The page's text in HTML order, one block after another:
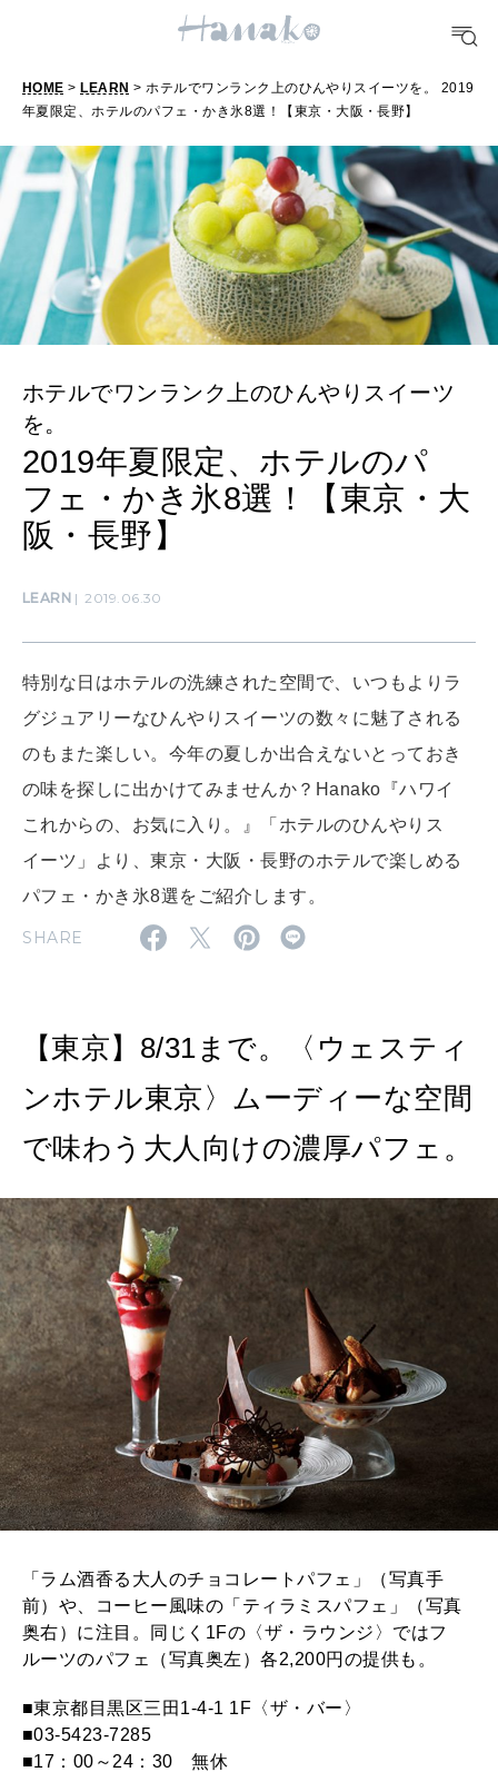
FORTUNE
[12星座別] Weekly Holoscope
[12星座別] Monthly Love Holoscope
女神まり愛のタロットメッセージ
算命学がわかる今月のあなた
HEALTH
自分にやさしく
LEARN
知る、考える
ママもいろいろ
SUSTAINABLE
わたしができること
WORK&MONEY
いい人生って？
MAGAZINE
特集
2026年8月号『お茶の時間です。』
2026年6月号「大銀座 トレンドが生まれる 新しい一流店へ。」
2026年5月号「“大好き”に出会いに。韓国」
2026年4月号「未来をつくる、学びの教科書。」
2026年3月号「スイーツ予想図 2026」
2026年2月号「良運を掴む 新・開運術。」
2026年1月号「猫がいれば、幸せ」
2025年12月号「お酒の新常識。」
FOLLOW US!
HOME > LEARN > ホテルでワンランク上のひんやりスイーツを。 2019
年夏限定、ホテルのパフェ・かき氷8選！【東京・大阪・長野】
ホテルでワンランク上のひんやりスイーツ
を。
2019年夏限定、ホテルのパ
フェ・かき氷8選！【東京・大
阪・長野】
LEARN 2019.06.30
特別な日はホテルの洗練された空間で、いつもよりラ
グジュアリーなひんやりスイーツの数々に魅了される
のもまた楽しい。今年の夏しか出合えないとっておき
の味を探しに出かけてみませんか？Hanako『ハワイ
これからの、お気に入り。』「ホテルのひんやりス
イーツ」より、東京・大阪・長野のホテルで楽しめる
パフェ・かき氷8選をご紹介します。
SHARE
【東京】8/31まで。〈ウェスティ
ンホテル東京〉ムーディーな空間
で味わう大人向けの濃厚パフェ。
「ラム酒香る大人のチョコレートパフェ」（写真手
前）や、コーヒー風味の「ティラミスパフェ」（写真
奥右）に注目。同じく1Fの〈ザ・ラウンジ〉ではフ
ルーツのパフェ（写真奥左）各2,200円の提供も。
■東京都目黒区三田1-4-1 1F〈ザ・バー〉
■03-5423-7285
■17：00～24：30 無休